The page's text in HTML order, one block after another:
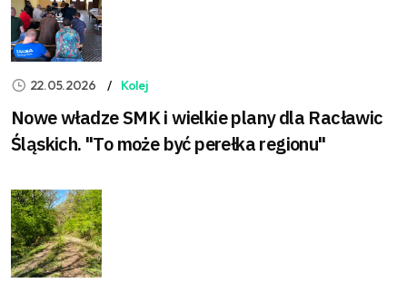
22.05.2026 Kolej
Nowe władze SMK i wielkie plany dla Racławic
Śląskich. "To może być perełka regionu"